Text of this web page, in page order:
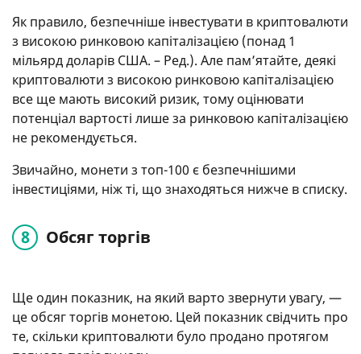
Як правило, безпечніше інвестувати в криптовалюти
з високою ринковою капіталізацією (понад 1
мільярд доларів США. – Ред.). Але пам’ятайте, деякі
криптовалюти з високою ринковою капіталізацією
все ще мають високий ризик, тому оцінювати
потенціал вартості лише за ринковою капіталізацією
не рекомендується.
Звичайно, монети з топ-100 є безпечнішими
інвестиціями, ніж ті, що знаходяться нижче в списку.
Обсяг торгів
Ще один показник, на який варто звернути увагу, —
це обсяг торгів монетою. Цей показник свідчить про
те, скільки криптовалюти було продано протягом